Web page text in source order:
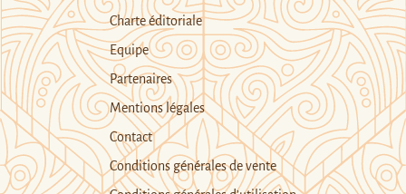
Charte éditoriale
Equipe
Partenaires
Mentions légales
Contact
Conditions générales de vente